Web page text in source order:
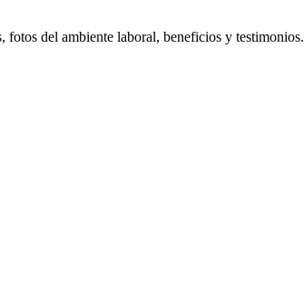
fotos del ambiente laboral, beneficios y testimonios.